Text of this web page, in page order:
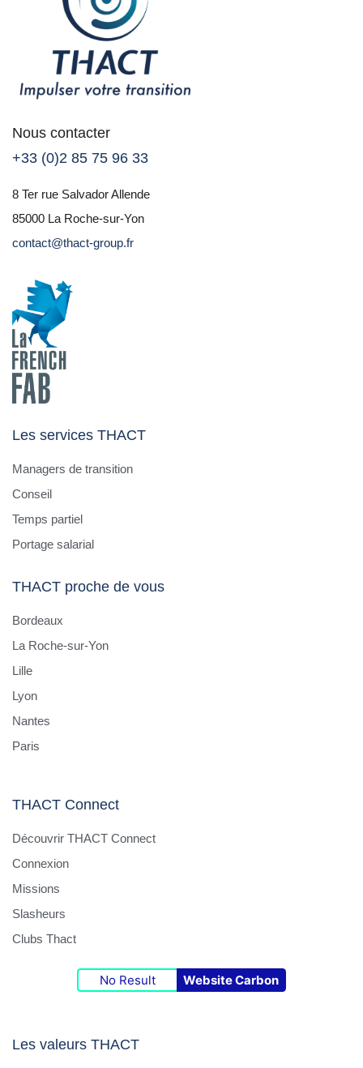
Nous contacter
+33 (0)2 85 75 96 33
8 Ter rue Salvador Allende
85000 La Roche-sur-Yon
contact@thact-group.fr
Les services THACT
Managers de transition
Conseil
Temps partiel
Portage salarial
THACT proche de vous
Bordeaux
La Roche-sur-Yon
Lille
Lyon
Nantes
Paris
THACT Connect
Découvrir THACT Connect
Connexion
Missions
Slasheurs
Clubs Thact
No Result Website Carbon
Les valeurs THACT